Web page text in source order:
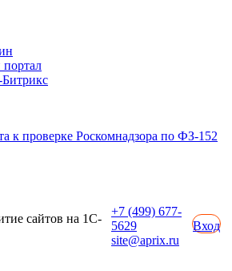
к проверке Роскомнадзора по ФЗ-152
сайтов на 1С-
+7 (499) 677-
5629
site@aprix.ru
Вход